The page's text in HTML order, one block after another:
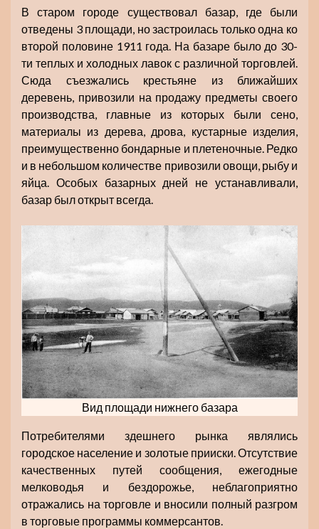
В старом городе существовал базар, где были
отведены 3 площади, но застроилась только одна ко
второй половине 1911 года. На базаре было до 30-
ти теплых и холодных лавок с различной торговлей.
Сюда съезжались крестьяне из ближайших
деревень, привозили на продажу предметы своего
производства, главные из которых были сено,
материалы из дерева, дрова, кустарные изделия,
преимущественно бондарные и плетеночные. Редко
и в небольшом количестве привозили овощи, рыбу и
яйца. Особых базарных дней не устанавливали,
базар был открыт всегда.
Вид площади нижнего базара
Потребителями здешнего рынка являлись
городское население и золотые прииски. Отсутствие
качественных путей сообщения, ежегодные
мелководья и бездорожье, неблагоприятно
отражались на торговле и вносили полный разгром
в торговые программы коммерсантов.